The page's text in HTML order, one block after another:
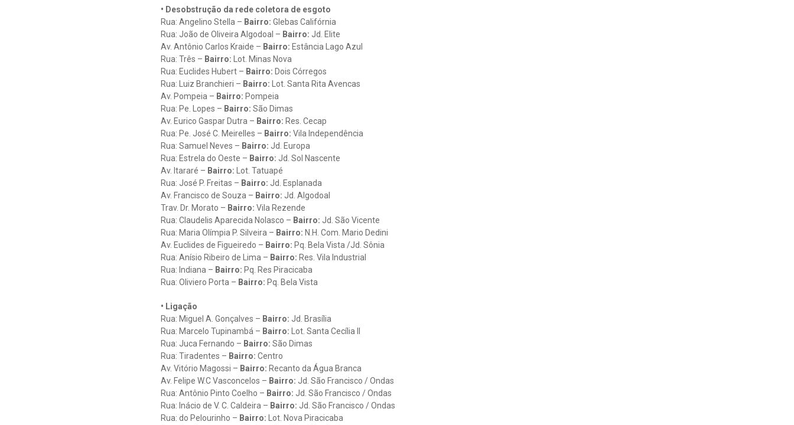
• Desobstrução da rede coletora de esgoto
Rua: Angelino Stella – Bairro: Glebas Califórnia
Rua: João de Oliveira Algodoal – Bairro: Jd. Elite
Av. Antônio Carlos Kraide – Bairro: Estância Lago Azul
Rua: Três – Bairro: Lot. Minas Nova
Rua: Euclides Hubert – Bairro: Dois Córregos
Rua: Luiz Branchieri – Bairro: Lot. Santa Rita Avencas
Av. Pompeia – Bairro: Pompeia
Rua: Pe. Lopes – Bairro: São Dimas
Av. Eurico Gaspar Dutra – Bairro: Res. Cecap
Rua: Pe. José C. Meirelles – Bairro: Vila Independência
Rua: Samuel Neves – Bairro: Jd. Europa
Rua: Estrela do Oeste – Bairro: Jd. Sol Nascente
Av. Itararé – Bairro: Lot. Tatuapé
Rua: José P. Freitas – Bairro: Jd. Esplanada
Av. Francisco de Souza – Bairro: Jd. Algodoal
Trav. Dr. Morato – Bairro: Vila Rezende
Rua: Claudelis Aparecida Nolasco – Bairro: Jd. São Vicente
Rua: Maria Olímpia P. Silveira – Bairro: N.H. Com. Mario Dedini
Av. Euclides de Figueiredo – Bairro: Pq. Bela Vista /Jd. Sônia
Rua: Anísio Ribeiro de Lima – Bairro: Res. Vila Industrial
Rua: Indiana – Bairro: Pq. Res Piracicaba
Rua: Oliviero Porta – Bairro: Pq. Bela Vista
• Ligação
Rua: Miguel A. Gonçalves – Bairro: Jd. Brasília
Rua: Marcelo Tupinambá – Bairro: Lot. Santa Cecília II
Rua: Juca Fernando – Bairro: São Dimas
Rua: Tiradentes – Bairro: Centro
Av. Vitório Magossi – Bairro: Recanto da Água Branca
Av. Felipe W.C Vasconcelos – Bairro: Jd. São Francisco / Ondas
Rua: Antônio Pinto Coelho – Bairro: Jd. São Francisco / Ondas
Rua: Inácio de V. C. Caldeira – Bairro: Jd. São Francisco / Ondas
Rua: do Pelourinho – Bairro: Lot. Nova Piracicaba